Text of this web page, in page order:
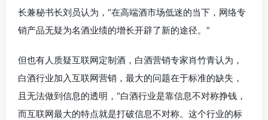
长兼秘书长刘员认为，“在高端酒市场低迷的当下，网络专
销产品无疑为名酒业绩的增长开辟了新的途径。”
但也有人质疑互联网定制酒，白酒营销专家肖竹青认为，
白酒行业加入互联网营销，最大的问题在于标准的缺失，
且无法做到信息的透明，“白酒行业是靠信息不对称挣钱，
而互联网最大的特点就是打破信息不对称。这个行业的标